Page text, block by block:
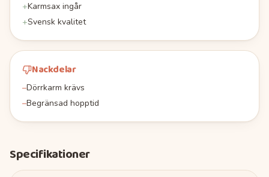
+Karmsax ingår
+Svensk kvalitet
Nackdelar
–Dörrkarm krävs
–Begränsad hopptid
Specifikationer